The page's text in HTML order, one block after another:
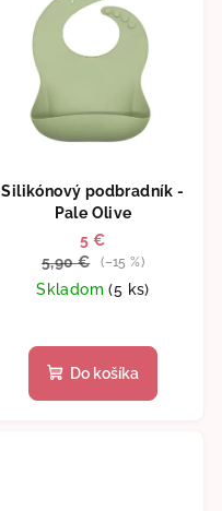
Silikónový podbradník -
Pale Olive
5 €
5,90 €
(–15 %)
Skladom(5 ks)
Do košíka